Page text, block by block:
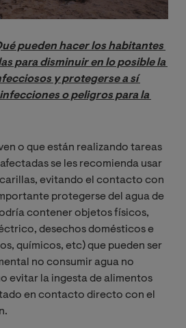
pueden hacer los habitantes
para disminuir en lo posible la
y protegerse a sí
o peligros para la
o que están realizando tareas
se les recomienda usar
evitando el contacto con
protegerse del agua de
contener objetos físicos,
desechos domésticos e
químicos, etc) que pueden ser
no consumir agua no
evitar la ingesta de alimentos
en contacto directo con el